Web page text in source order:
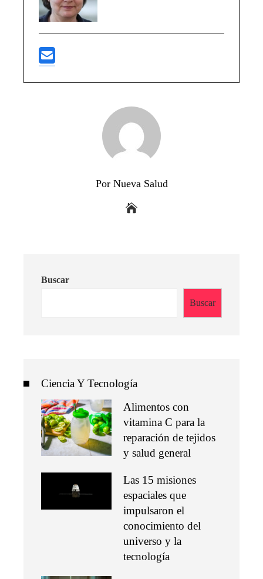
Por Nueva Salud
Buscar
Buscar
Ciencia Y Tecnología
Alimentos con
vitamina C para la
reparación de tejidos
y salud general
Las 15 misiones
espaciales que
impulsaron el
conocimiento del
universo y la
tecnología